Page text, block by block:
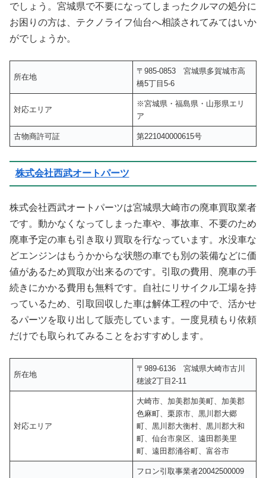
でしょう。宮城県で不要になってしまったクルマの処分に
お困りの方は、テクノライフ仙台へ相談されてみてはいか
がでしょうか。
所在地
〒985-0853 宮城県多賀城市高
橋5丁目5-6
対応エリア
※宮城県・福島県・山形県エリ
ア
古物商許可証 第221040000615号
株式会社西武オートパーツ
株式会社西武オートパーツは宮城県大崎市の廃車買取業者
です。動かなくなってしまった車や、事故車、不要のため
廃車予定の車も引き取り買取を行なっています。水没車な
どエンジンはもうかからな状態の車でも別の装備などに価
値があるため買取が出来るのです。引取の費用、廃車の手
続きにかかる費用も無料です。自社にリサイクル工場を持
っているため、引取回収した車は解体工程の中で、活かせ
るパーツを取り出して販売しています。一度見積もり依頼
だけでも取られてみることをおすすめします。
所在地
〒989-6136 宮城県大崎市古川
穂波2丁目2-11
対応エリア
大崎市、加美郡加美町、加美郡
色麻町、栗原市、黒川郡大郷
町、黒川郡大衡村、黒川郡大和
町、仙台市泉区、遠田郡美里
町、遠田郡涌谷町、富谷市
フロン引取事業者20042500009